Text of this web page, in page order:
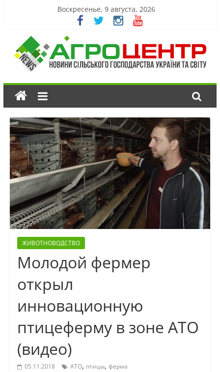
Воскресенье, 9 августа, 2026
ЖИВОТНОВОДСТВО
Молодой фермер
открыл
инновационную
птицеферму в зоне АТО
(видео)
05.11.2018 АТО, птицы, ферма